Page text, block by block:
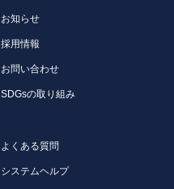
お知らせ
採用情報
お問い合わせ
SDGsの取り組み
よくある質問
システムヘルプ